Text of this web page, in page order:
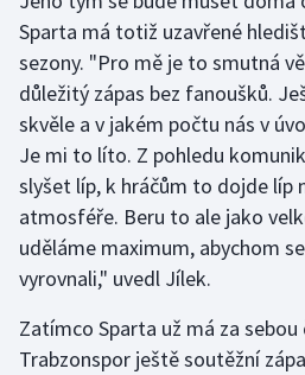
Stolní tenis
Triatlon
Veslování
Vodní slalom
Volejbal
Sparta má totiž uzavřené
sezony. "Pro mě je to smutná
důležitý zápas bez fanoušků.
skvěle a v jakém počtu nás v
Je mi to líto. Z pohledu
slyšet líp, k hráčům to dojde líp
atmosféře. Beru to ale jako
uděláme maximum, abychom
vyrovnali," uvedl Jílek.
Zatímco Sparta už má za
Trabzonspor ještě soutěžní